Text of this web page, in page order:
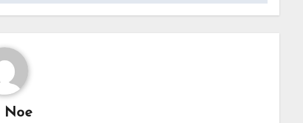
Noe